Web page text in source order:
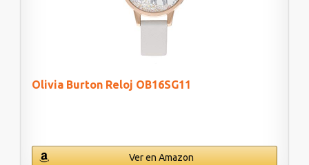
Olivia Burton Reloj OB16SG11
Ver en Amazon